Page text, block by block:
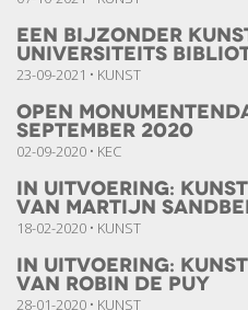
een bijzonder
universiteits
23-09-2021 • KUNST
Open
september 2020
02-09-2020 • KEC
In uitvoering:
van Martijn
18-02-2020 • KUNST
In uitvoering:
van Robin de Puy
28-01-2020 • KUNST